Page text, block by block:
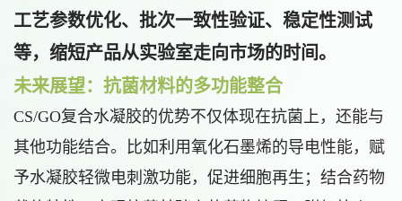
工艺参数优化、批次一致性验证、稳定性测试
等，缩短产品从实验室走向市场的时间。
未来展望：抗菌材料的多功能整合
CS/GO复合水凝胶的优势不仅体现在抗菌上，还能与
其他功能结合。比如利用氧化石墨烯的导电性能，赋
予水凝胶轻微电刺激功能，促进细胞再生；结合药物